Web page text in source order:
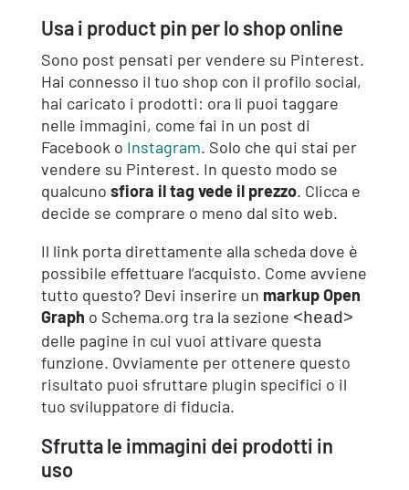
Usa i product pin per lo shop online
Sono post pensati per vendere su Pinterest.
Hai connesso il tuo shop con il profilo social,
hai caricato i prodotti: ora li puoi taggare
nelle immagini, come fai in un post di
Facebook o Instagram. Solo che qui stai per
vendere su Pinterest. In questo modo se
qualcuno sfiora il tag vede il prezzo. Clicca e
decide se comprare o meno dal sito web.
Il link porta direttamente alla scheda dove è
possibile effettuare l’acquisto. Come avviene
tutto questo? Devi inserire un markup Open
Graph o Schema.org tra la sezione <head>
delle pagine in cui vuoi attivare questa
funzione. Ovviamente per ottenere questo
risultato puoi sfruttare plugin specifici o il
tuo sviluppatore di fiducia.
Sfrutta le immagini dei prodotti in
uso